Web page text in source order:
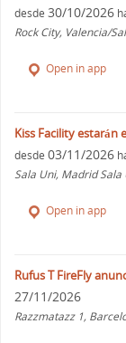
desde 30/10/2026
Rock City, Valencia/
Open in app
Kiss Facility
desde 03/11/2026
Sala Uni, Madrid
Open in app
Rufus T FireFly
27/11/2026
Razzmatazz 1,